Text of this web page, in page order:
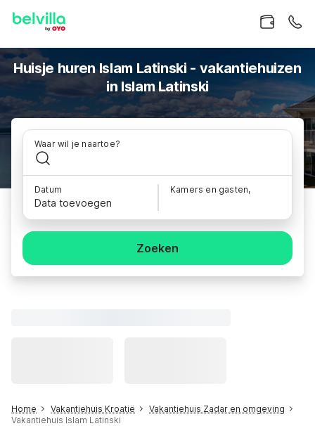
Huisje huren Islam Latinski - vakantiehuizen
in Islam Latinski
Waar wil je naartoe?
Datum
Data toevoegen
Kamers en gasten,
Zoeken
Home Vakantiehuis Kroatië
Vakantiehuis Zadar en omgeving
Vakantiehuis Islam Latinski